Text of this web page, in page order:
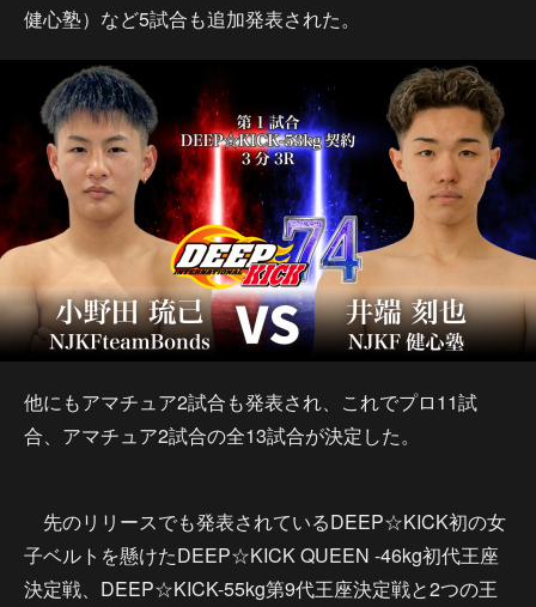
健心塾）など5試合も追加発表された。
他にもアマチュア2試合も発表され、これでプロ11試
合、アマチュア2試合の全13試合が決定した。
先のリリースでも発表されているDEEP☆KICK初の女
子ベルトを懸けたDEEP☆KICK QUEEN -46kg初代王座
決定戦、DEEP☆KICK-55kg第9代王座決定戦と2つの王